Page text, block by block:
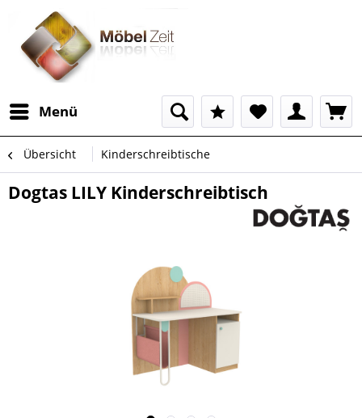
Menü
Übersicht Kinderschreibtische
Dogtas LILY Kinderschreibtisch